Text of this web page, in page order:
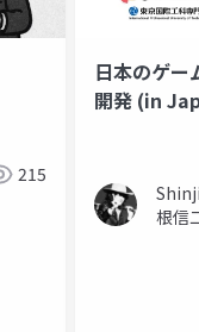
215
日本のゲー
開発 (in
根信